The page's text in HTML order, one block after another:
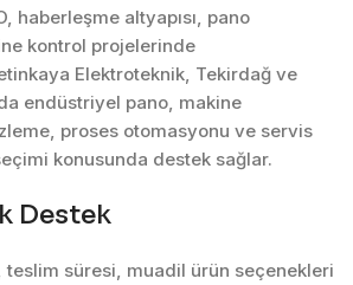
haberleşme altyapısı, pano
kontrol projelerinde
Elektroteknik, Tekirdağ ve
endüstriyel pano, makine
proses otomasyonu ve servis
konusunda destek sağlar.
Destek
teslim süresi, muadil ürün seçenekleri